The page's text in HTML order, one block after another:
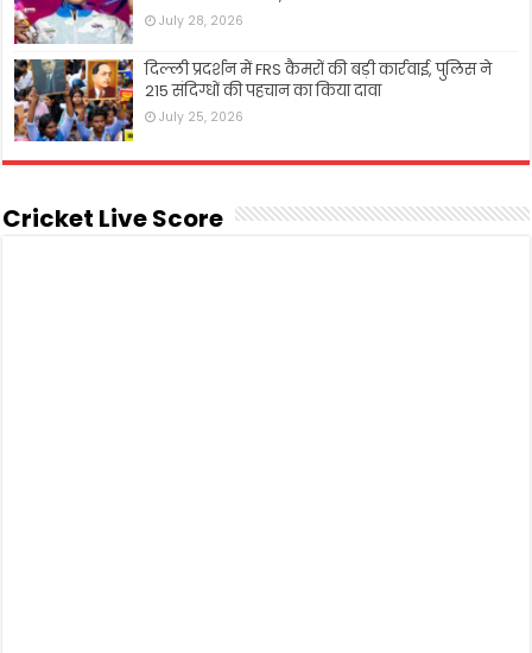
July 28, 2026
दिल्ली प्रदर्शन में FRS कैमरों की बड़ी कार्रवाई, पुलिस ने
215 संदिग्धों की पहचान का किया दावा
July 25, 2026
Cricket Live Score